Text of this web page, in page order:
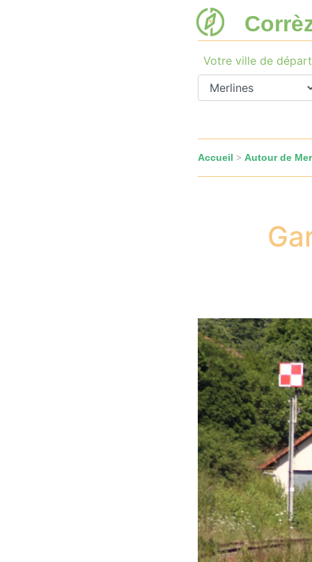
Votre ville de départ
Accueil > Autour de